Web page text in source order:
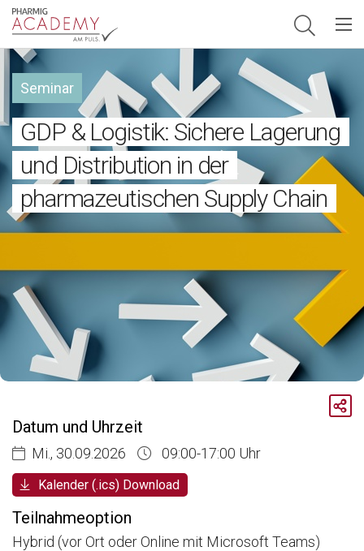
Hauptnavigation
Seminar
GDP & Logistik: Sichere Lagerung
und Distribution in der
pharmazeutischen Supply Chain
Aktuelle Veranstaltungen
GDP & Logistik: Sichere Lagerung und Distribution in der pharmazeutischen Supply Chain
Datum und Uhrzeit
Mi., 30.09.2026 09:00-17:00 Uhr
Kalender (.ics) Download
Teilnahmeoption
Hybrid (vor Ort oder Online mit Microsoft Teams)